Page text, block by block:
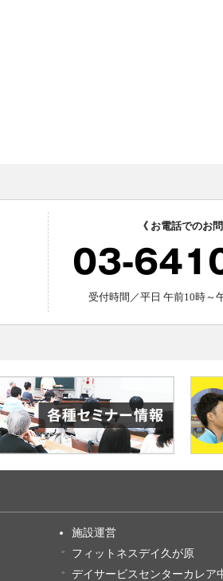
《 お電話でのお
03-
受付時間／平日 午前10時～
施設運営
フィットネスデイ久が原
デイサービスセンターカレア